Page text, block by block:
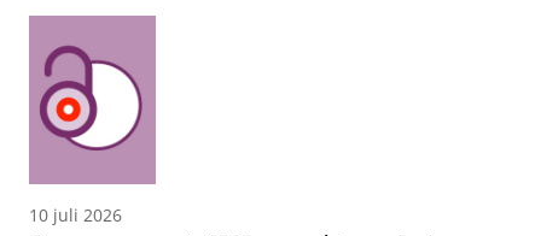
10 juli 2026